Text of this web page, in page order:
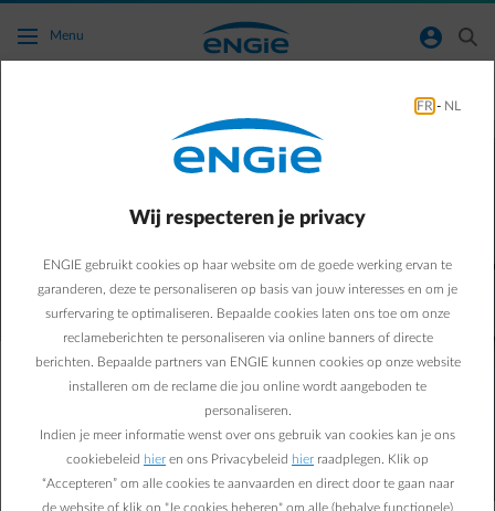
Ga naar de hoofdinhoud
Menu normal-account-circle search
Haal nog meer uit je groene energie met
FR - NL
Wij respecteren je privacy
ENGIE gebruikt cookies op haar website om de goede werking ervan te
garanderen, deze te personaliseren op basis van jouw interesses en om je
surfervaring te optimaliseren. Bepaalde cookies laten ons toe om onze
reclameberichten te personaliseren via online banners of directe
berichten. Bepaalde partners van ENGIE kunnen cookies op onze website
installeren om de reclame die jou online wordt aangeboden te
personaliseren.
Indien je meer informatie wenst over ons gebruik van cookies kan je ons
cookiebeleid hier en ons Privacybeleid hier raadplegen. Klik op
“Accepteren” om alle cookies te aanvaarden en direct door te gaan naar
de website of klik op "Je cookies beheren" om alle (behalve functionele)